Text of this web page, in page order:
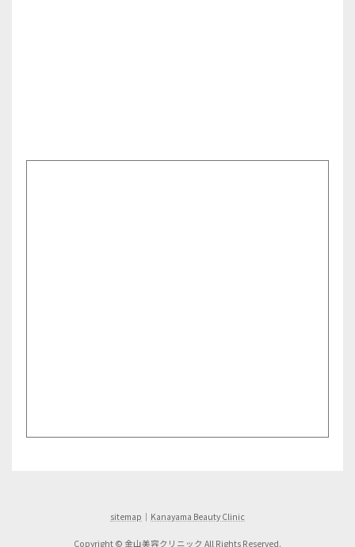
sitemap ｜ Kanayama Beauty Clinic
Copyright © 金山美容クリニック All Rights Reserved.